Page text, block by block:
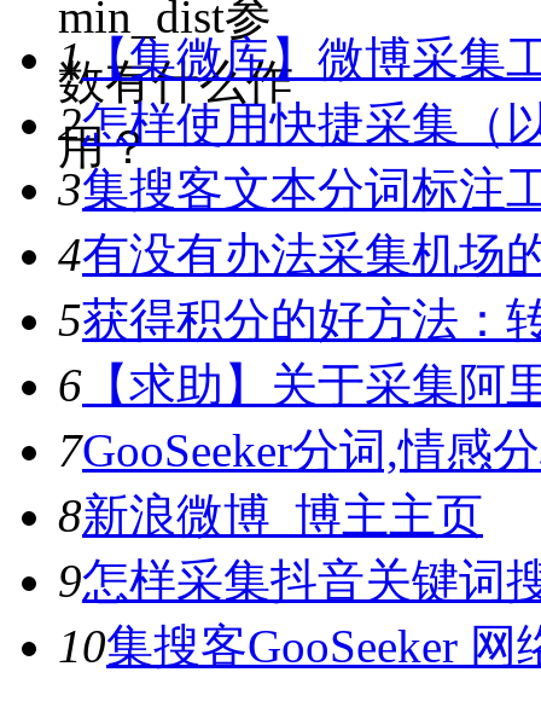
min_dist参
数有什么作
用？
1【集微库】微博采集
2怎样使用快捷采集（
3集搜客文本分词标注
4有没有办法采集机场
5获得积分的好方法：
6 【求助】关于采集阿
7GooSeeker分词,情感
8新浪微博_博主主页
9怎样采集抖音关键词
10集搜客GooSeeker